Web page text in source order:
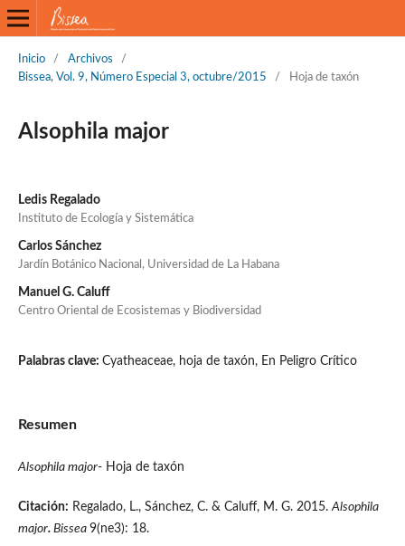
Inicio / Archivos
/
Bissea, Vol. 9, Número Especial 3, octubre/2015
/ Hoja de taxón
Alsophila major
Ledis Regalado
Instituto de Ecología y Sistemática
Carlos Sánchez
Jardín Botánico Nacional, Universidad de La Habana
Manuel G. Caluff
Centro Oriental de Ecosistemas y Biodiversidad
Palabras clave: Cyatheaceae, hoja de taxón, En Peligro Crítico
Resumen
Alsophila major- Hoja de taxón
Citación: Regalado, L., Sánchez, C. & Caluff, M. G. 2015.Alsophila
major. Bissea 9(ne3): 18.